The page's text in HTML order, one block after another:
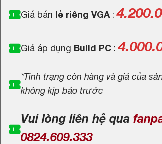
Giá bán lẻ riêng VGA :
Giá áp dụng Build PC :
*Tình trạng còn hàng và giá của
không kịp báo trước
Vui lòng liên hệ qua
0824.609.333